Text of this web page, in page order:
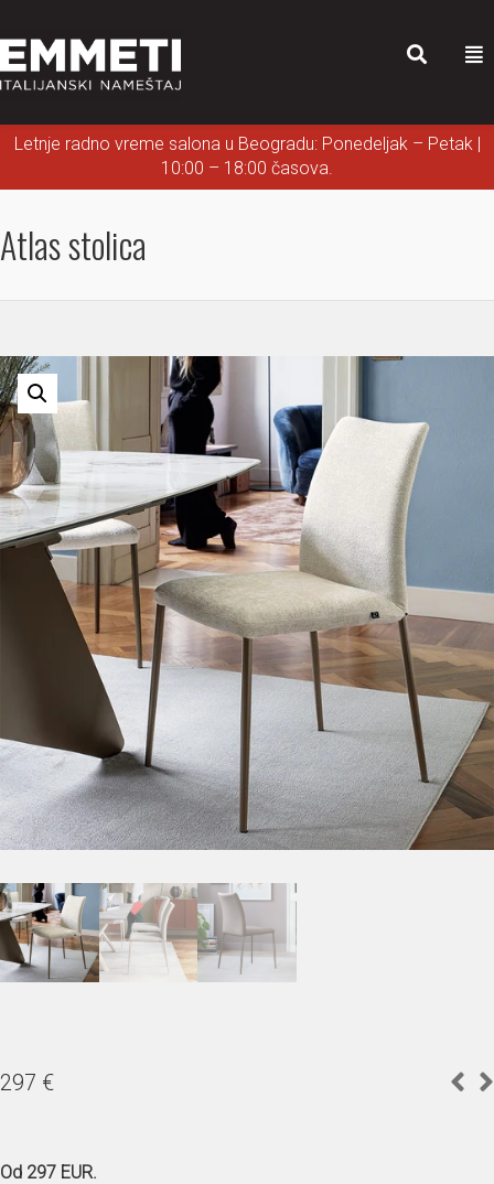
Letnje radno vreme salona u Beogradu: Ponedeljak – Petak |
10:00 – 18:00 časova.
Atlas stolica
297 €
Od 297 EUR.